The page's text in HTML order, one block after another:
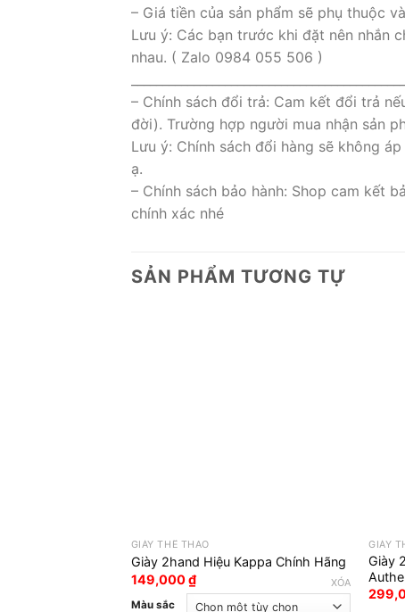
– Giá tiền của sản phẩm sẽ phụ thuộc
Lưu ý: Các bạn trước khi đặt nên nhắn
nhau. ( Zalo 0984 055 506 )
– Chính sách đổi trả: Cam kết đổi trả
đời). Trường hợp người mua nhận sản
Lưu ý: Chính sách đổi hàng sẽ không
ạ.
– Chính sách bảo hành: Shop cam kết
chính xác nhé
SẢN PHẨM TƯƠNG TỰ
GIÀY THỂ THAO
Giày 2hand Hiệu Kappa Chính Hãng
149,000₫
Màu sắc
XÓA
GIÀY
Giày